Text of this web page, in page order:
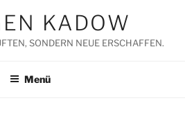
KADOW
SONDERN NEUE ERSCHAFFEN.
Menü